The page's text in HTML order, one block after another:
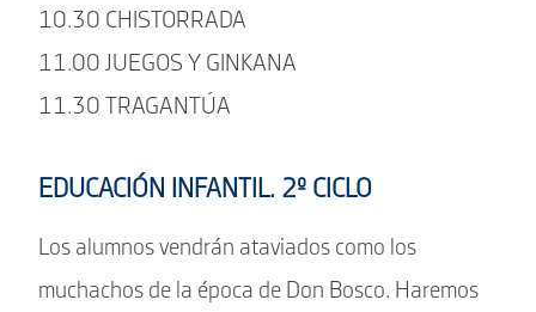
10.30 CHISTORRADA
11.00 JUEGOS Y GINKANA
11.30 TRAGANTÚA
EDUCACIÓN INFANTIL. 2º CICLO
Los alumnos vendrán ataviados como los
muchachos de la época de Don Bosco. Haremos